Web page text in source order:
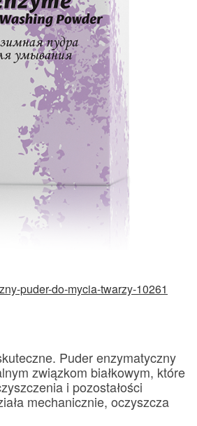
puder-do-mycia-twarzy-10261
Puder enzymatyczny
związkom białkowym, które
i pozostałości
mechanicznie, oczyszcza